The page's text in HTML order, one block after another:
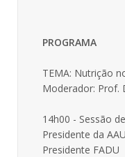
PROGRAMA
TEMA: Nutrição
Moderador: Prof.
14h00 - Sessão
Presidente da
Presidente FADU